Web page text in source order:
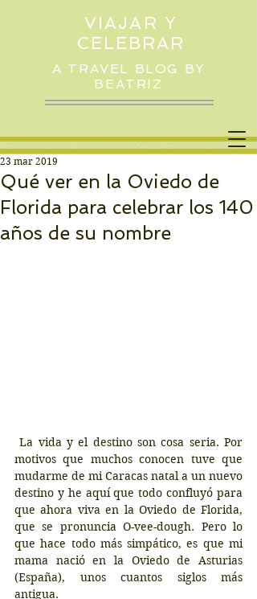
VIAJAR Y
CELEBRAR
A TRAVEL BLOG BY
BEATRIZ
Qué ver en la Oviedo de
Florida para celebrar los 140
años de su nombre
23 mar 2019
La vida y el destino son cosa seria. Por
motivos que muchos conocen tuve que
mudarme de mi Caracas natal a un nuevo
destino y he aquí que todo confluyó para
que ahora viva en la Oviedo de Florida,
que se pronuncia O-vee-dough. Pero lo
que hace todo más simpático, es que mi
mama nació en la Oviedo de Asturias
(España), unos cuantos siglos más
antigua.